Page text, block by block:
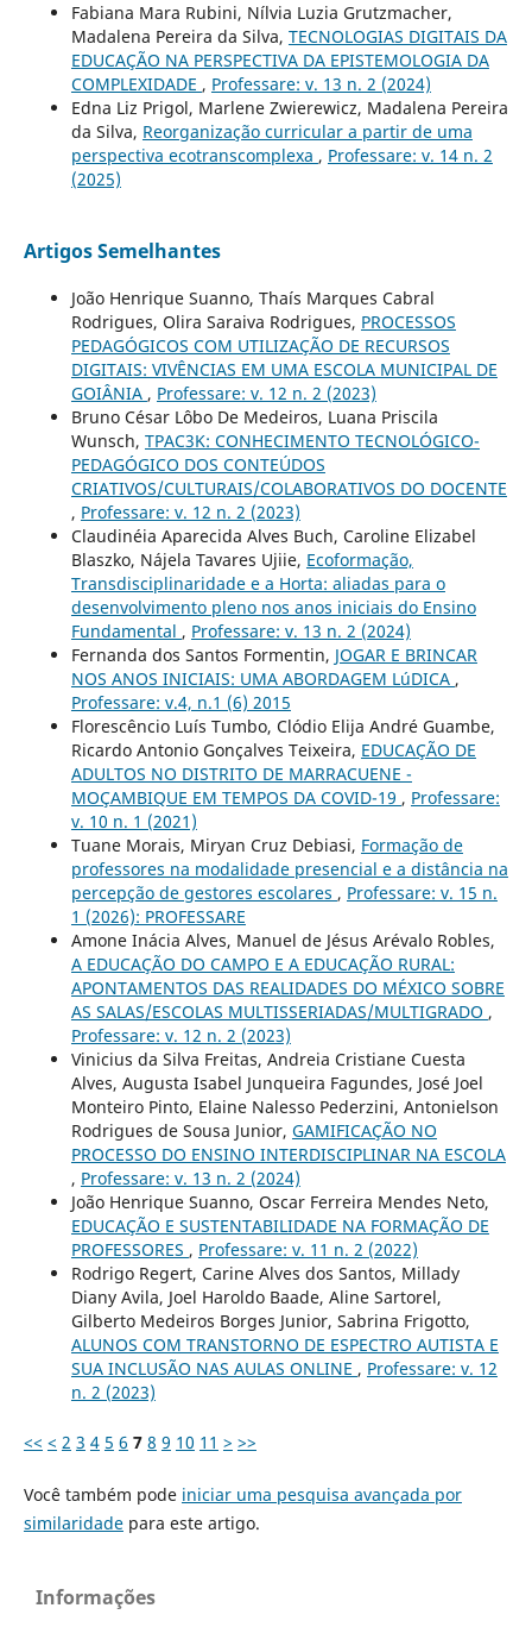
Fabiana Mara Rubini, Nílvia Luzia Grutzmacher,
Madalena Pereira da Silva, TECNOLOGIAS DIGITAIS DA
EDUCAÇÃO NA PERSPECTIVA DA EPISTEMOLOGIA DA
COMPLEXIDADE , Professare: v. 13 n. 2 (2024)
Edna Liz Prigol, Marlene Zwierewicz, Madalena Pereira
da Silva, Reorganização curricular a partir de uma
perspectiva ecotranscomplexa , Professare: v. 14 n. 2
(2025)
Artigos Semelhantes
João Henrique Suanno, Thaís Marques Cabral
Rodrigues, Olira Saraiva Rodrigues, PROCESSOS
PEDAGÓGICOS COM UTILIZAÇÃO DE RECURSOS
DIGITAIS: VIVÊNCIAS EM UMA ESCOLA MUNICIPAL DE
GOIÂNIA , Professare: v. 12 n. 2 (2023)
Bruno César Lôbo De Medeiros, Luana Priscila
Wunsch, TPAC3K: CONHECIMENTO TECNOLÓGICO-
PEDAGÓGICO DOS CONTEÚDOS
CRIATIVOS/CULTURAIS/COLABORATIVOS DO DOCENTE
, Professare: v. 12 n. 2 (2023)
Claudinéia Aparecida Alves Buch, Caroline Elizabel
Blaszko, Nájela Tavares Ujiie, Ecoformação,
Transdisciplinaridade e a Horta: aliadas para o
desenvolvimento pleno nos anos iniciais do Ensino
Fundamental , Professare: v. 13 n. 2 (2024)
Fernanda dos Santos Formentin, JOGAR E BRINCAR
NOS ANOS INICIAIS: UMA ABORDAGEM LúDICA ,
Professare: v.4, n.1 (6) 2015
Florescêncio Luís Tumbo, Clódio Elija André Guambe,
Ricardo Antonio Gonçalves Teixeira, EDUCAÇÃO DE
ADULTOS NO DISTRITO DE MARRACUENE -
MOÇAMBIQUE EM TEMPOS DA COVID-19 , Professare:
v. 10 n. 1 (2021)
Tuane Morais, Miryan Cruz Debiasi, Formação de
professores na modalidade presencial e a distância na
percepção de gestores escolares , Professare: v. 15 n.
1 (2026): PROFESSARE
Amone Inácia Alves, Manuel de Jésus Arévalo Robles,
A EDUCAÇÃO DO CAMPO E A EDUCAÇÃO RURAL:
APONTAMENTOS DAS REALIDADES DO MÉXICO SOBRE
AS SALAS/ESCOLAS MULTISSERIADAS/MULTIGRADO ,
Professare: v. 12 n. 2 (2023)
Vinicius da Silva Freitas, Andreia Cristiane Cuesta
Alves, Augusta Isabel Junqueira Fagundes, José Joel
Monteiro Pinto, Elaine Nalesso Pederzini, Antonielson
Rodrigues de Sousa Junior, GAMIFICAÇÃO NO
PROCESSO DO ENSINO INTERDISCIPLINAR NA ESCOLA
, Professare: v. 13 n. 2 (2024)
João Henrique Suanno, Oscar Ferreira Mendes Neto,
EDUCAÇÃO E SUSTENTABILIDADE NA FORMAÇÃO DE
PROFESSORES , Professare: v. 11 n. 2 (2022)
Rodrigo Regert, Carine Alves dos Santos, Millady
Diany Avila, Joel Haroldo Baade, Aline Sartorel,
Gilberto Medeiros Borges Junior, Sabrina Frigotto,
ALUNOS COM TRANSTORNO DE ESPECTRO AUTISTA E
SUA INCLUSÃO NAS AULAS ONLINE , Professare: v. 12
n. 2 (2023)
<< < 2 3 4 5 6 7 8 9 10 11 > >>
Você também pode iniciar uma pesquisa avançada por
similaridadepara este artigo.
Informações